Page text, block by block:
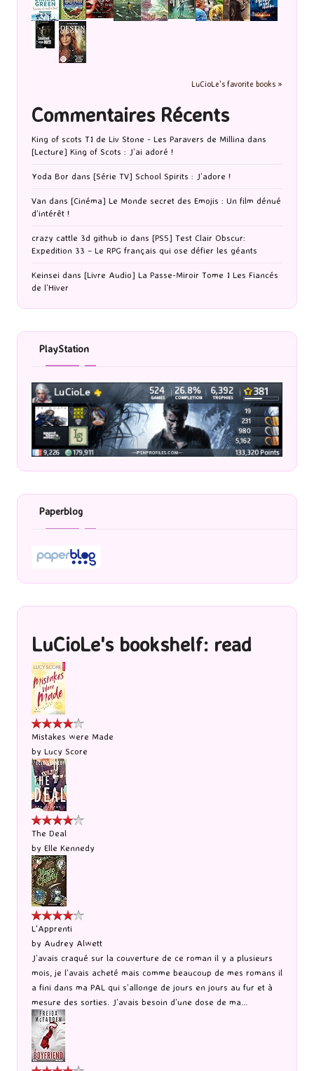
LuCioLe's favorite books »
Commentaires Récents
King of scots T1 de Liv Stone - Les Paravers de Millina dans
[Lecture] King of Scots : J’ai adoré !
Yoda Bor dans [Série TV] School Spirits : J’adore !
Van dans [Cinéma] Le Monde secret des Emojis : Un film dénué
d’intérêt !
crazy cattle 3d github io dans [PS5] Test Clair Obscur:
Expedition 33 – Le RPG français qui ose défier les géants
Keinsei dans [Livre Audio] La Passe-Miroir Tome 1 Les Fiancés
de l’Hiver
PlayStation
Paperblog
LuCioLe's bookshelf: read
Mistakes were Made
by Lucy Score
The Deal
by Elle Kennedy
L'Apprenti
by Audrey Alwett
J’avais craqué sur la couverture de ce roman il y a plusieurs
mois, je l’avais acheté mais comme beaucoup de mes romans il
a fini dans ma PAL qui s’allonge de jours en jours au fur et à
mesure des sorties. J’avais besoin d’une dose de ma...